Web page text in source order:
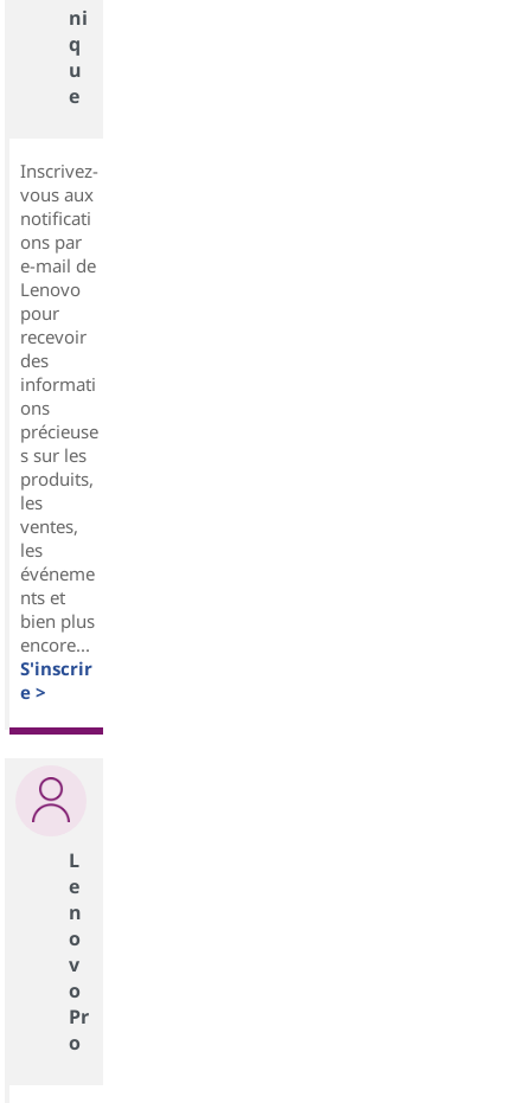
ni
q
u
e
Inscrivez-
vous aux
notificati
ons par
e-mail de
Lenovo
pour
recevoir
des
informati
ons
précieuse
s sur les
produits,
les
ventes,
les
événeme
nts et
bien plus
encore...
S'inscrir
e >
L
e
n
o
v
o
Pr
o